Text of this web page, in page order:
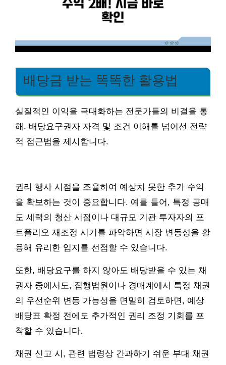
배당금 받는 똑똑한 활용법
실질적인 이익을 극대화하는 전문가들의 비결을 통
해, 배당요구권자 자격 및 조건 이해를 넘어선 전략
적 접근법을 제시합니다.
권리 행사 시점을 조율하여 예상치 못한 추가 수익
을 확보하는 것이 중요합니다. 예를 들어, 특정 공매
도 세력의 청산 시점이나 대규모 기관 투자자의 포
트폴리오 재조정 시기를 파악하면 시장 변동성을 활
용해 유리한 입지를 선점할 수 있습니다.
또한, 배당요구를 하지 않아도 배당받을 수 있는 채
권자 중에서도, 집행법원이나 경매계에서 특정 채권
의 우선순위 변동 가능성을 면밀히 검토하면, 예상
배당표 확정 전에도 추가적인 권리 조정 기회를 포
착할 수 있습니다.
채권 신고 시, 관련 법령상 간과하기 쉬운 부대 채권